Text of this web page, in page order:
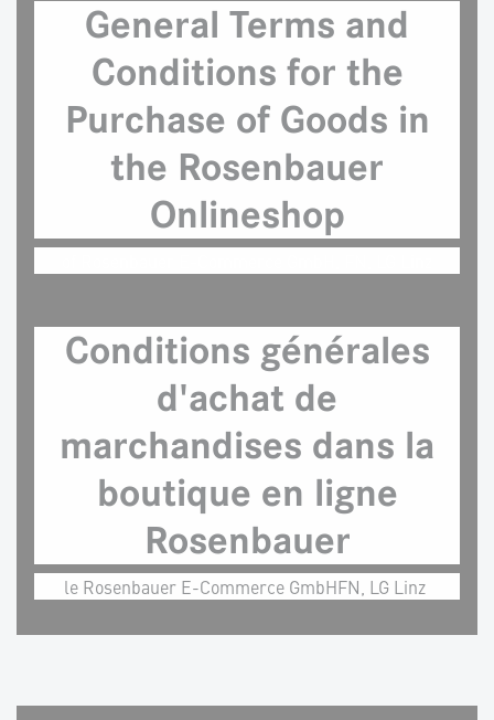
General Terms and
Conditions for the
Purchase of Goods in
the Rosenbauer
Onlineshop
Conditions générales
d'achat de
marchandises dans la
boutique en ligne
Rosenbauer
le Rosenbauer E-Commerce GmbHFN, LG Linz